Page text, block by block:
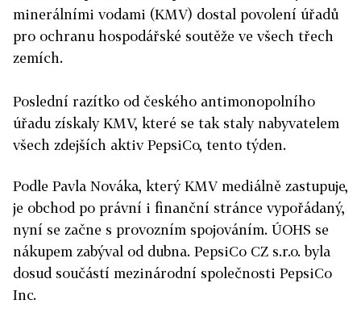
minerálními vodami (KMV) dostal povolení úřadů
pro ochranu hospodářské soutěže ve všech třech
zemích.
Poslední razítko od českého antimonopolního
úřadu získaly KMV, které se tak staly nabyvatelem
všech zdejších aktiv PepsiCo, tento týden.
Podle Pavla Nováka, který KMV mediálně zastupuje,
je obchod po právní i finanční stránce vypořádaný,
nyní se začne s provozním spojováním. ÚOHS se
nákupem zabýval od dubna. PepsiCo CZ s.r.o. byla
dosud součástí mezinárodní společnosti PepsiCo
Inc.